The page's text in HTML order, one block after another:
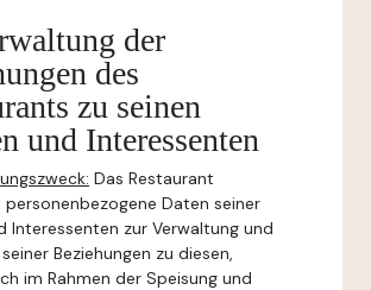
der
des
zu seinen
und Interessenten
Das Restaurant
Daten seiner
Interessenten zur Verwaltung und
Beziehungen zu diesen,
im Rahmen der Speisung und